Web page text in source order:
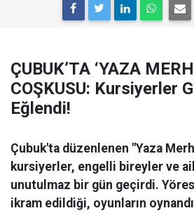
ÇUBUK’TA ‘YAZA
COŞKUSU: Kursiyerler
Eğlendi!
Çubuk'ta düzenlenen "Yaza
kursiyerler, engelli bireyler ve
unutulmaz bir gün geçirdi.
ikram edildiği, oyunların